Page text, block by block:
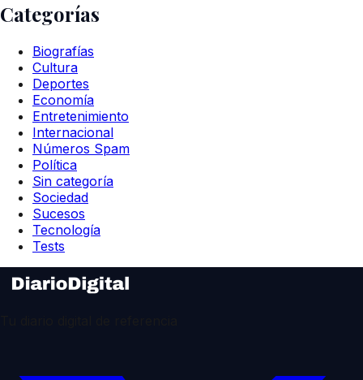
Categorías
Biografías
Cultura
Deportes
Economía
Entretenimiento
Internacional
Números Spam
Política
Sin categoría
Sociedad
Sucesos
Tecnología
Tests